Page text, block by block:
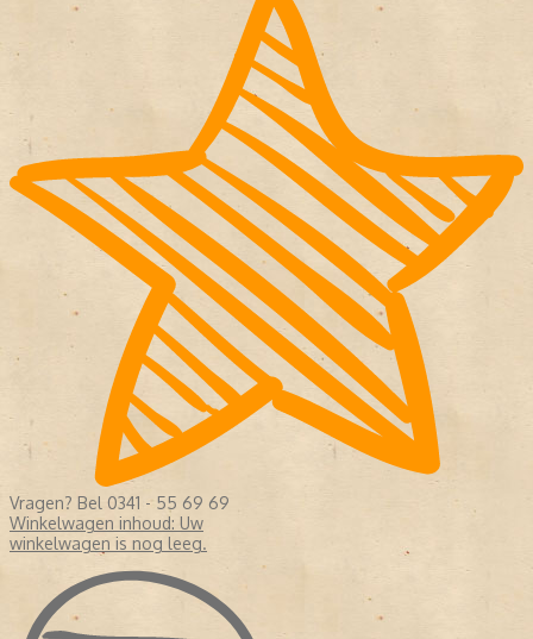
Vragen? Bel 0341 - 55 69 69
Winkelwagen inhoud: Uw
winkelwagen is nog leeg.